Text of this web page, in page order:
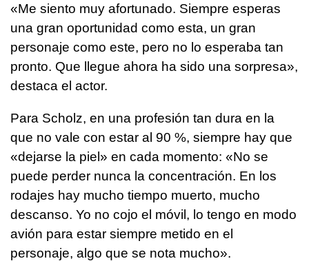
«Me siento muy afortunado. Siempre esperas
una gran oportunidad como esta, un gran
personaje como este, pero no lo esperaba tan
pronto. Que llegue ahora ha sido una sorpresa»,
destaca el actor.
Para Scholz, en una profesión tan dura en la
que no vale con estar al 90 %, siempre hay que
«dejarse la piel» en cada momento: «No se
puede perder nunca la concentración. En los
rodajes hay mucho tiempo muerto, mucho
descanso. Yo no cojo el móvil, lo tengo en modo
avión para estar siempre metido en el
personaje, algo que se nota mucho».